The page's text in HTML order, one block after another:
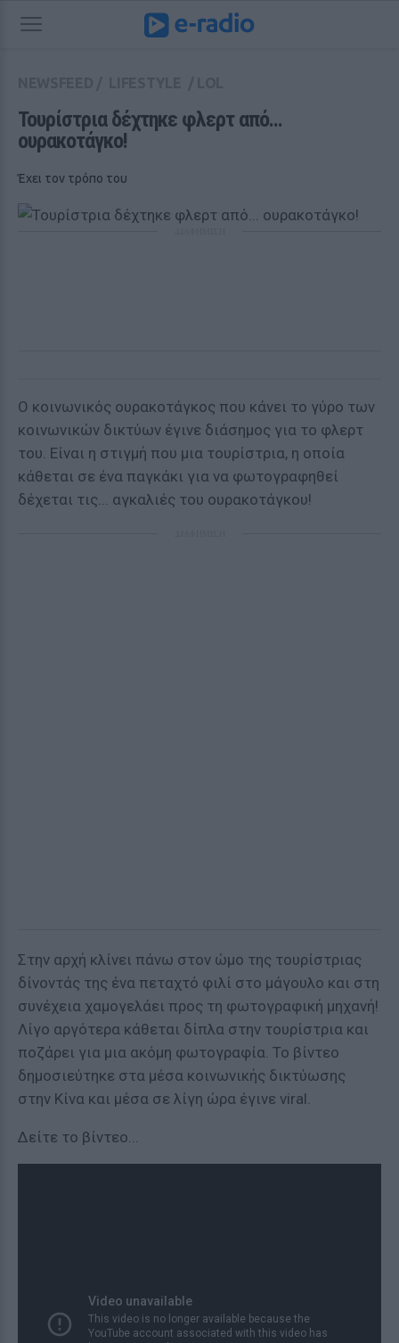
Τουρίστρια δέχτηκε φλερτ από...
ουρακοτάγκο!
Έχει τον τρόπο του
Ο κοινωνικός ουρακοτάγκος που κάνει το γύρο των
κοινωνικών δικτύων έγινε διάσημος για το φλερτ
του. Είναι η στιγμή που μια τουρίστρια, η οποία
κάθεται σε ένα παγκάκι για να φωτογραφηθεί
δέχεται τις... αγκαλιές του ουρακοτάγκου!
Στην αρχή κλίνει πάνω στον ώμο της τουρίστριας
δίνοντάς της ένα πεταχτό φιλί στο μάγουλο και στη
συνέχεια χαμογελάει προς τη φωτογραφική μηχανή!
Λίγο αργότερα κάθεται δίπλα στην τουρίστρια και
ποζάρει για μια ακόμη φωτογραφία. Το βίντεο
δημοσιεύτηκε στα μέσα κοινωνικής δικτύωσης
στην Κίνα και μέσα σε λίγη ώρα έγινε viral.
Δείτε το βίντεο...